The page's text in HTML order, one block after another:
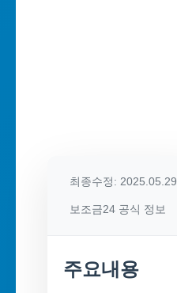
최종수정: 2025.05.29
보조금24 공식 정보
주요내용